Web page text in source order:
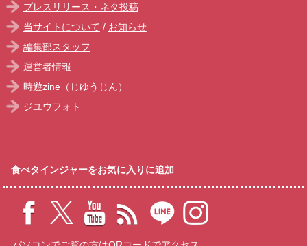
プレスリリース・ネタ投稿
当サイトについて / お知らせ
編集部スタッフ
運営者情報
時遊zine（じゆうじん）
ジユウフォト
食べタインジャーをお気に入りに追加